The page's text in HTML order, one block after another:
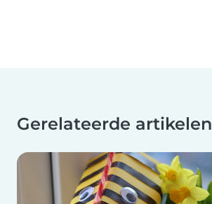
Gerelateerde artikelen